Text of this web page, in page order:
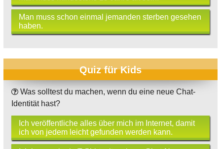
Man muss schon einmal jemanden sterben gesehen
haben.
Quiz für Kids
Was solltest du machen, wenn du eine neue Chat-
Identität hast?
Ich veröffentliche alles über mich im Internet, damit
ich von jedem leicht gefunden werden kann.